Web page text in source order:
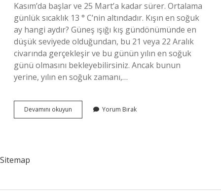
Kasım’da başlar ve 25 Mart’a kadar sürer. Ortalama
günlük sıcaklık 13 ° C’nin altındadır. Kışın en soğuk
ay hangi aydır? Güneş ışığı kış gündönümünde en
düşük seviyede olduğundan, bu 21 veya 22 Aralık
civarında gerçekleşir ve bu günün yılın en soğuk
günü olmasını bekleyebilirsiniz. Ancak bunun
yerine, yılın en soğuk zamanı,…
Devamını okuyun
Aylar
Yorum Bırak
Sitemap